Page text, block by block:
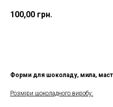
100,00 грн.
Форми для шоколаду, мила,
Розміри шоколадного виробу: